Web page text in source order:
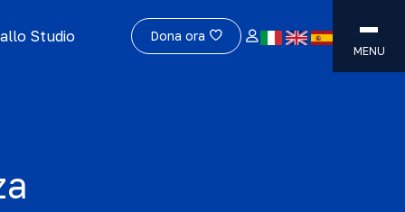
Studio Dona ora
MENU